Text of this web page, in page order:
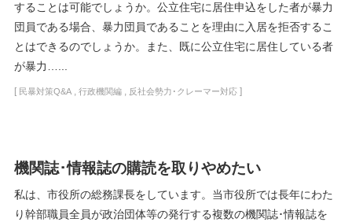
することは可能でしょうか。公立住宅に居住申込をした者が暴力
団員である場合、暴力団員であることを理由に入居を拒否するこ
とはできるのでしょうか。また、既に公立住宅に居住している者
が暴力…...
[ 民暴対策Q&A, 行政機関編, 反社会勢力･クレーマー対応]
機関誌･情報誌の購読を取りやめたい
私は、市役所の総務課長をしています。当市役所では長年にわた
り幹部職員全員が政治団体等の発行する複数の機関誌･情報誌を